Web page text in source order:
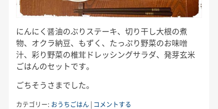
にんにく醤油のぶりステーキ、切り干し大根の煮
物、オクラ納豆、もずく、たっぷり野菜のお味噌
汁、彩り野菜の椎茸ドレッシングサラダ、発芽玄米
ごはんのセットです。
ごちそうさまでした。
カテゴリー: おうちごはん | コメントする